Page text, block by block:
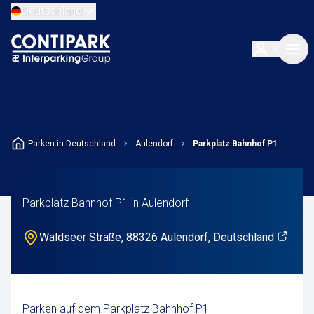
Deutschland
Parken in Deutschland Aulendorf Parkplatz Bahnhof P1
Parkplatz Bahnhof P1 in Aulendorf
Waldseer Straße, 88326 Aulendorf, Deutschland
Parken auf dem Parkplatz Bahnhof P1